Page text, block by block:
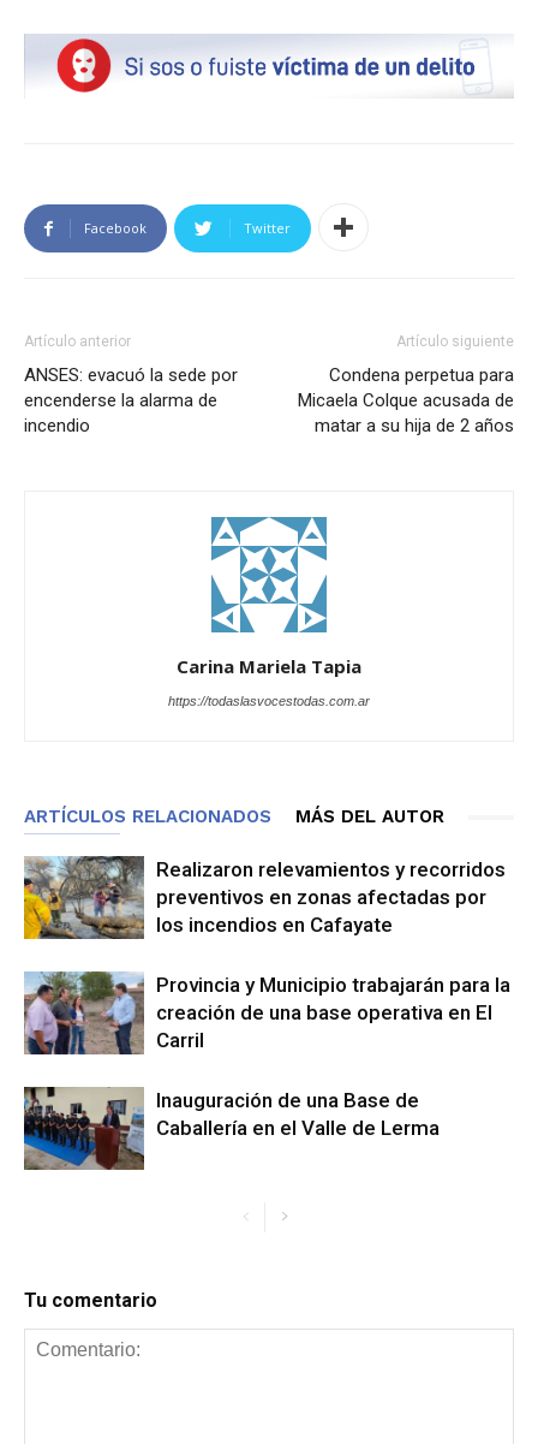
Facebook Twitter
Artículo anterior
ANSES: evacuó la sede por
encenderse la alarma de
incendio
Artículo siguiente
Condena perpetua para
Micaela Colque acusada de
matar a su hija de 2 años
Carina Mariela Tapia
https://todaslasvocestodas.com.ar
ARTÍCULOS RELACIONADOS MÁS DEL AUTOR
Realizaron relevamientos y recorridos
preventivos en zonas afectadas por
los incendios en Cafayate
Provincia y Municipio trabajarán para la
creación de una base operativa en El
Carril
Inauguración de una Base de
Caballería en el Valle de Lerma
Tu comentario